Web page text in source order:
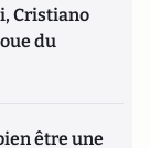
Cristiano
du
être une